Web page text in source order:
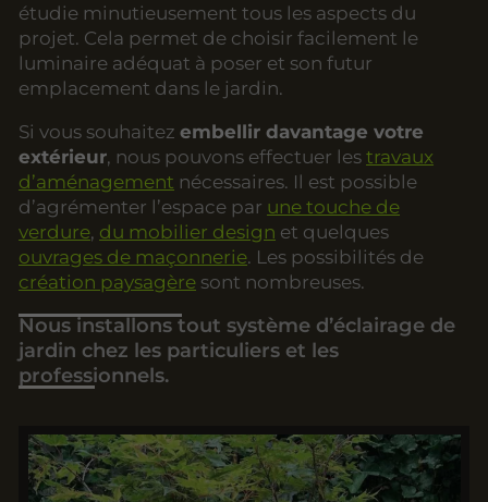
étudie minutieusement tous les aspects du
projet. Cela permet de choisir facilement le
luminaire adéquat à poser et son futur
emplacement dans le jardin.
Si vous souhaitezembellir davantage votre
extérieur, nous pouvons effectuer lestravaux
d’aménagement nécessaires. Il est possible
d’agrémenter l’espace par une touche de
verdure, du mobilier design et quelques
ouvrages de maçonnerie. Les possibilités de
création paysagère sont nombreuses.
Nous installons tout système d’éclairage de
jardin chez les particuliers et les
professionnels.